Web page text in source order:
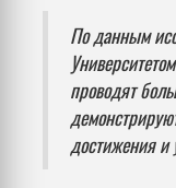
По данным
проводят
достижения